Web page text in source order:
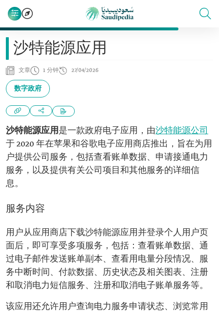
沙特能源应用
文章 1 分钟 27/04/2026
数字政府
沙特能源应用是一款政府电子应用，由沙特能源公司
于 2020 年在苹果和谷歌电子应用商店推出，旨在为用
户提供公司服务，包括查看账单数据、申请接通电力
服务，以及提供有关公司项目和其他服务的详细信
息。
服务内容
用户从应用商店下载沙特能源应用并登录个人用户页
面后，即可享受多项服务，包括：查看账单数据、通
过电子邮件发送账单副本、查看用电量分段情况、服
务中断时间、付款数据、历史状态及相关图表、注册
和取消电力短信服务、注册和取消电子账单服务等。
该应用还允许用户查询电力服务申请状态、浏览常用